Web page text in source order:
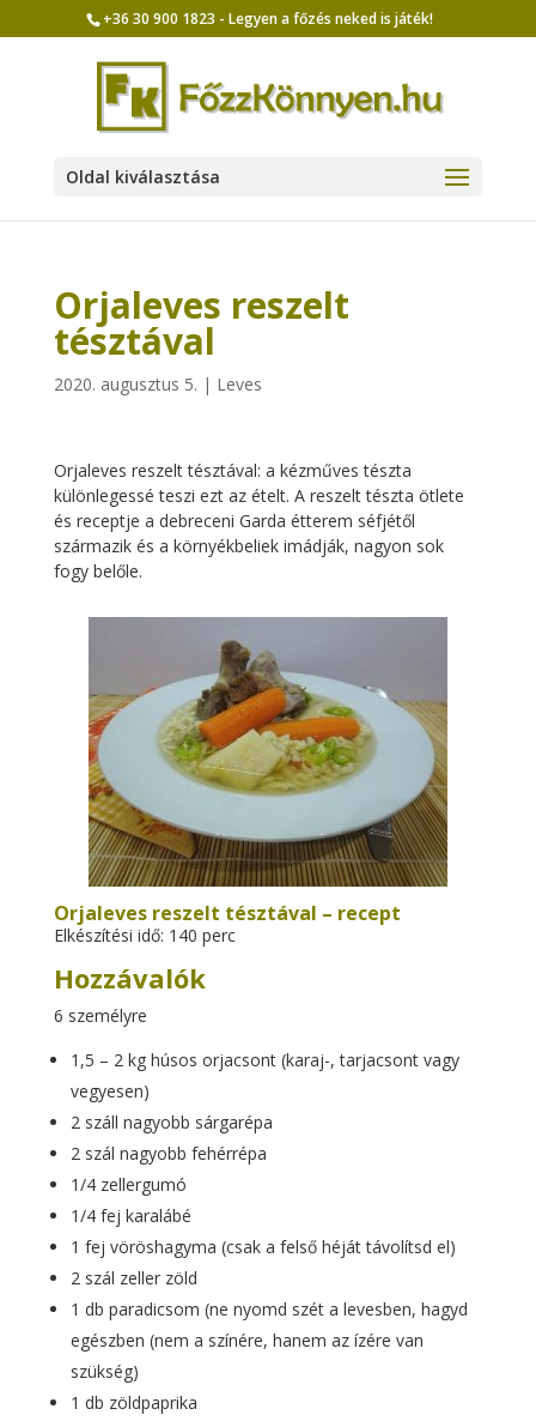
+36 30 900 1823 - Legyen a főzés neked is játék!
Oldal kiválasztása
Orjaleves reszelt
tésztával
2020. augusztus 5. | Leves
Orjaleves reszelt tésztával: a kézműves tészta
különlegessé teszi ezt az ételt. A reszelt tészta ötlete
és receptje a debreceni Garda étterem séfjétől
származik és a környékbeliek imádják, nagyon sok
fogy belőle.
Orjaleves reszelt tésztával – recept
Elkészítési idő: 140 perc
Hozzávalók
6 személyre
1,5 – 2 kg húsos orjacsont (karaj-, tarjacsont vagy
vegyesen)
2 száll nagyobb sárgarépa
2 szál nagyobb fehérrépa
1/4 zellergumó
1/4 fej karalábé
1 fej vöröshagyma (csak a felső héját távolítsd el)
2 szál zeller zöld
1 db paradicsom (ne nyomd szét a levesben, hagyd
egészben (nem a színére, hanem az ízére van
szükség)
1 db zöldpaprika